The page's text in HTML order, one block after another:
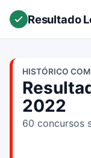
Resultado
HISTÓRICO
2022
60 concursos